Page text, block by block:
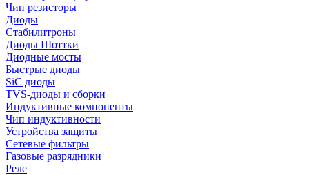
Чип резисторы
Диоды
Стабилитроны
Диоды Шоттки
Диодные мосты
Быстрые диоды
SiC диоды
TVS-диоды и сборки
Индуктивные компоненты
Чип индуктивности
Устройства защиты
Сетевые фильтры
Газовые разрядники
Реле